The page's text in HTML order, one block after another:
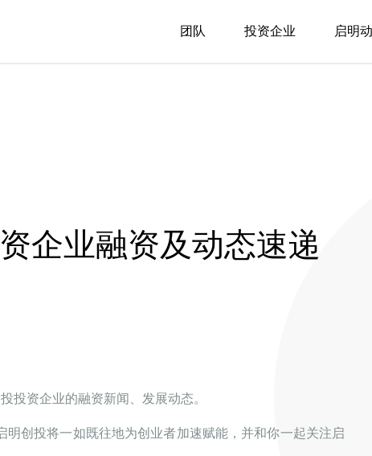
团队 投资企业 启明
企业融资及动态速递
投资企业的融资新闻、发展动态。
创投将一如既往地为创业者加速赋能，并和你一起关注启